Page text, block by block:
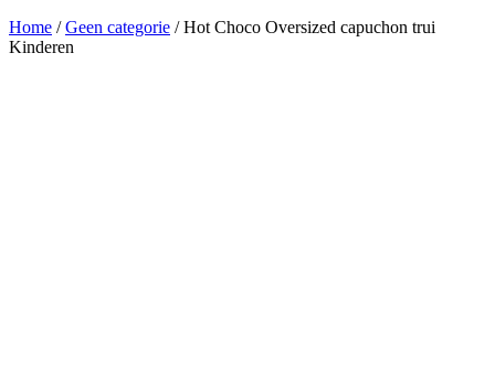
Home /Geen categorie / Hot Choco Oversized capuchon trui
Kinderen